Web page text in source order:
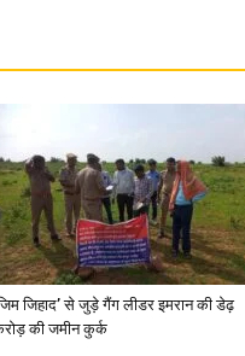
जिहाद’ से जुड़े गैंग लीडर इमरान की डेढ़
की जमीन कुर्क